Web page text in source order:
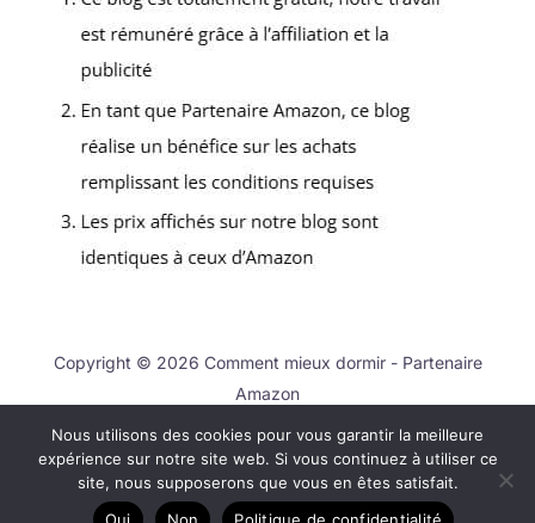
Copyright © 2026 Comment mieux dormir - Partenaire
Amazon
Contact
Mentions légales
Politique de confidentialité
Nous utilisons des cookies pour vous garantir la meilleure
expérience sur notre site web. Si vous continuez à utiliser ce
site, nous supposerons que vous en êtes satisfait.
Oui
Non Politique de confidentialité